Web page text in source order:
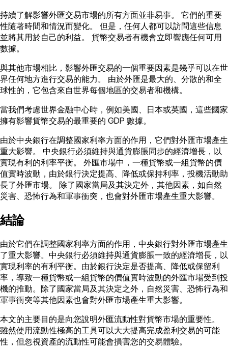
持續了解影響外匯交易市場的所有方面並非易事。 它們的重要
性隨著時間和情況而變化。 但是，任何人都可以訪問這些信息
並將其用於自己的利益。 貨幣交易者有機會立即響應任何可用
數據。
與其他市場相比，影響外匯交易的一個重要因素是幾乎可以在世
界任何地方進行交易的能力。 由於外匯是最大的、分散的和全
球性的，它包含來自世界每個地區的交易者和機構。
當我們考慮世界金融中心時，例如美國、日本或英國，這些國家
擁有影響貨幣交易的最重要的 GDP 數據。
由於中央銀行在調整國家利率方面的作用，它們對外匯市場產生
重大影響。 中央銀行必須維持與通貨膨脹同步的經濟增長，以
實現有利的利率平衡。 外匯市場中，一種貨幣或一組貨幣的價
值實時波動，由於銀行決定提高、降低或保持利率，投機活動助
長了外匯市場。 除了國家當局及其決定外，其他因素，如自然
災害、恐怖行為和軍事衝突，也會對外匯市場產生重大影響。
結論
由於它們在調整國家利率方面的作用，中央銀行對外匯市場產生
了重大影響。中央銀行必須維持與通貨膨脹一致的經濟增長，以
實現利率的有利平衡。由於銀行決定是否提高、降低或保留利
率，導致一種貨幣或一組貨幣的價值實時波動的外匯市場受到投
機的推動。除了國家當局及其決定之外，自然災害、恐怖行為和
軍事衝突等其他因素也會對外匯市場產生重大影響。
本文的主要目的是向您說明外匯流動性對貨幣市場的重要性。
雖然使用流動性極高的工具可以大大提高完成盈利交易的可能
性，但忽視資產的流動性可能會損害您的交易體驗。